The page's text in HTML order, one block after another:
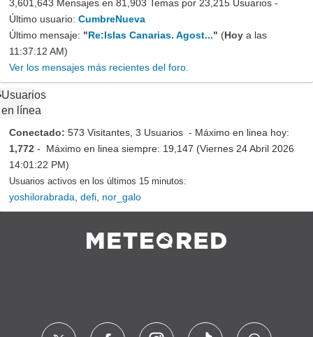
3,601,643 Mensajes en 81,903 Temas por 23,215 Usuarios -
Último usuario: CumbreNueva
Último mensaje: "Re:Islas Canarias. Agost..." (Hoy a las
11:37:12 AM)
Ver los mensajes más recientes del foro.
Usuarios
en línea
Conectado: 573 Visitantes, 3 Usuarios - Máximo en linea hoy:
1,772 - Máximo en linea siempre: 19,147 (Viernes 24 Abril 2026
14:01:22 PM)
Usuarios activos en los últimos 15 minutos:
yoshilorabrada defi nor_galo